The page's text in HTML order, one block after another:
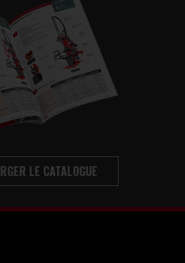
LE CATALOGUE